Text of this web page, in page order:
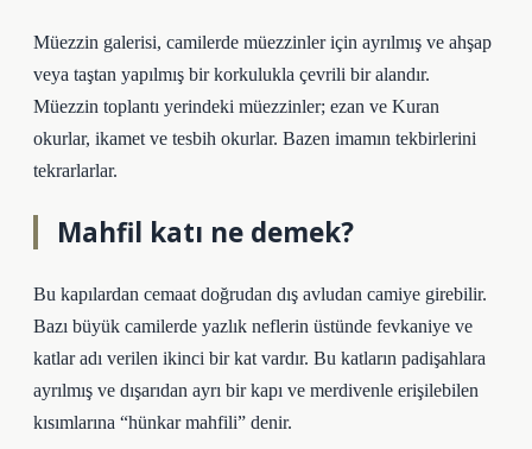
Müezzin galerisi, camilerde müezzinler için ayrılmış ve ahşap
veya taştan yapılmış bir korkulukla çevrili bir alandır.
Müezzin toplantı yerindeki müezzinler; ezan ve Kuran
okurlar, ikamet ve tesbih okurlar. Bazen imamın tekbirlerini
tekrarlarlar.
Mahfil katı ne demek?
Bu kapılardan cemaat doğrudan dış avludan camiye girebilir.
Bazı büyük camilerde yazlık neflerin üstünde fevkaniye ve
katlar adı verilen ikinci bir kat vardır. Bu katların padişahlara
ayrılmış ve dışarıdan ayrı bir kapı ve merdivenle erişilebilen
kısımlarına “hünkar mahfili” denir.